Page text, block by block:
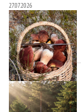
27.07.2026
27.07.2026